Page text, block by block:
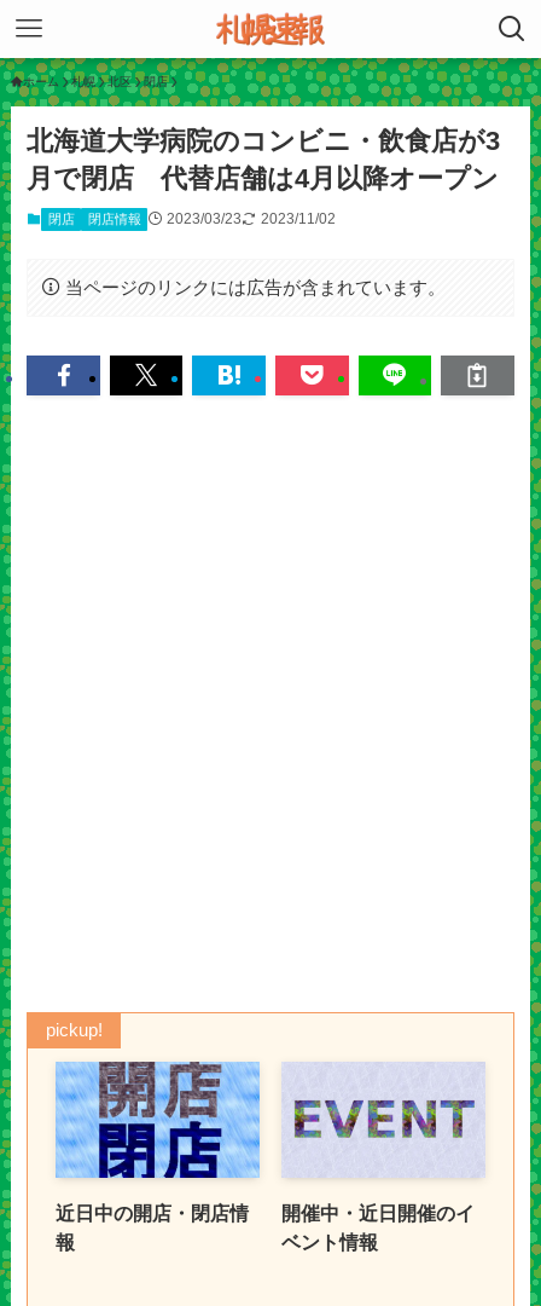
ホーム 札幌 北区 閉店
北海道大学病院のコンビニ・飲食店が3
月で閉店 代替店舗は4月以降オープン
閉店 閉店情報 2023/03/23 2023/11/02
当ページのリンクには広告が含まれています。
pickup!
近日中の開店・閉店情
報
開催中・近日開催のイ
ベント情報